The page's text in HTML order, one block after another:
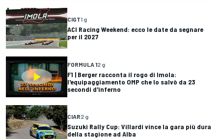
CIGT1 g
ACI Racing Weekend: ecco le date da segnare
per il 2027
FORMULA 12 g
F1 | Berger racconta il rogo di Imola:
l'equipaggiamento OMP che lo salvò da 23
secondi d'inferno
CIAR2 g
Suzuki Rally Cup: Villardi vince la gara più dura
della stagione ad Alba